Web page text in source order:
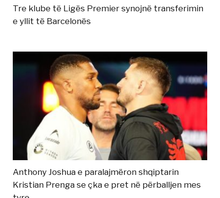
Tre klube të Ligës Premier synojnë transferimin
e yllit të Barcelonës
Anthony Joshua e paralajmëron shqiptarin
Kristian Prenga se çka e pret në përballjen mes